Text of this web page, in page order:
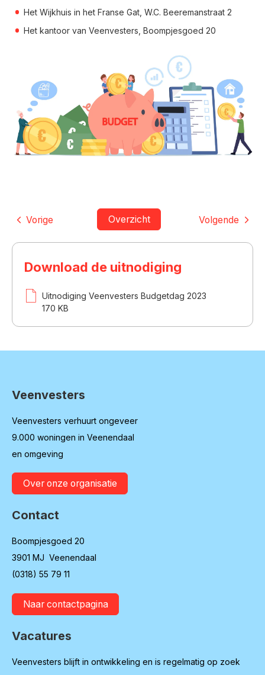
Het Wijkhuis in het Franse Gat, W.C. Beeremanstraat 2
Het kantoor van Veenvesters, Boompjesgoed 20
Volgende
Overzicht
Vorige
Download de uitnodiging
Uitnodiging Veenvesters Budgetdag 2023
170 KB
Contactinformatie
Veenvesters
Veenvesters verhuurt ongeveer
9.000 woningen in Veenendaal
en omgeving
Over onze organisatie
Contact
Boompjesgoed 20
3901 MJ Veenendaal
(0318) 55 79 11
Naar contactpagina
Vacatures
Veenvesters blijft in ontwikkeling en is regelmatig op zoek